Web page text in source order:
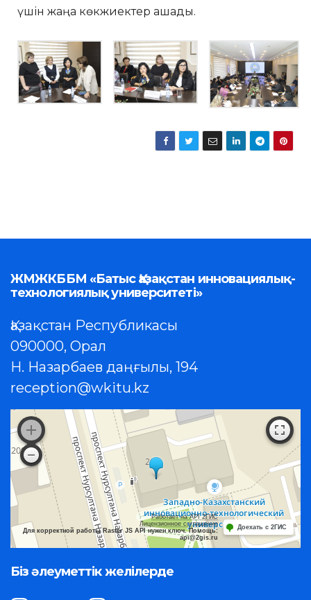
үшін жаңа көкжиектер ашады.
ЖМЖКББМ «Батыс Қазақстан инновациялық-
технологиялық университеті»
Қазақстан Республикасы
090000, Орал
Н. Назарбаев даңғылы, 194
reception@wkitu.kz
Работает на API 2ГИС
Лицензионное соглашение
Для корректной работы Raster JS API нужен ключ. Помощь:
api@2gis.ru
Доехать с 2ГИС
Біз әлеуметтік желілерде